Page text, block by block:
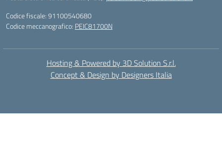
Codice fiscale: 91100540680
Codice meccanografico: PEIC81700N
Hosting & Powered by 3D Solution S.r.l.
Concept & Design by Designers Italia